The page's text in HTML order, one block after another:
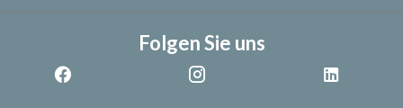
Folgen Sie uns